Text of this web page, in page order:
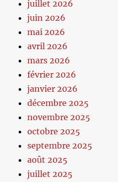
juillet 2026
juin 2026
mai 2026
avril 2026
mars 2026
février 2026
janvier 2026
décembre 2025
novembre 2025
octobre 2025
septembre 2025
août 2025
juillet 2025